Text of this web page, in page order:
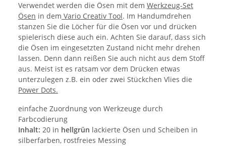
Verwendet werden die Ösen mit dem Werkzeug-Set
Ösen in dem Vario Creativ Tool. Im Handumdrehen
stanzen Sie die Löcher für die Ösen vor und drücken
spielerisch diese auch ein. Achten Sie darauf, dass sich
die Ösen im eingesetzten Zustand nicht mehr drehen
lassen. Denn dann reißen Sie auch nicht aus dem Stoff
aus. Meist ist es ratsam vor dem Drücken etwas
unterzulegen z.B. ein oder zwei Stückchen Vlies die
Power Dots.
einfache Zuordnung von Werkzeuge durch
Farbcodierung
Inhalt: 20 in hellgrün lackierte Ösen und Scheiben in
silberfarben, rostfreies Messing